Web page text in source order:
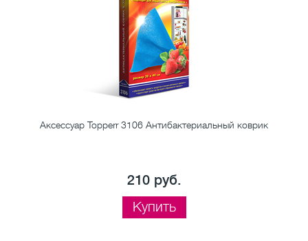
Аксессуар Topperr 3106 Антибактериальный коврик
210 руб.
Купить